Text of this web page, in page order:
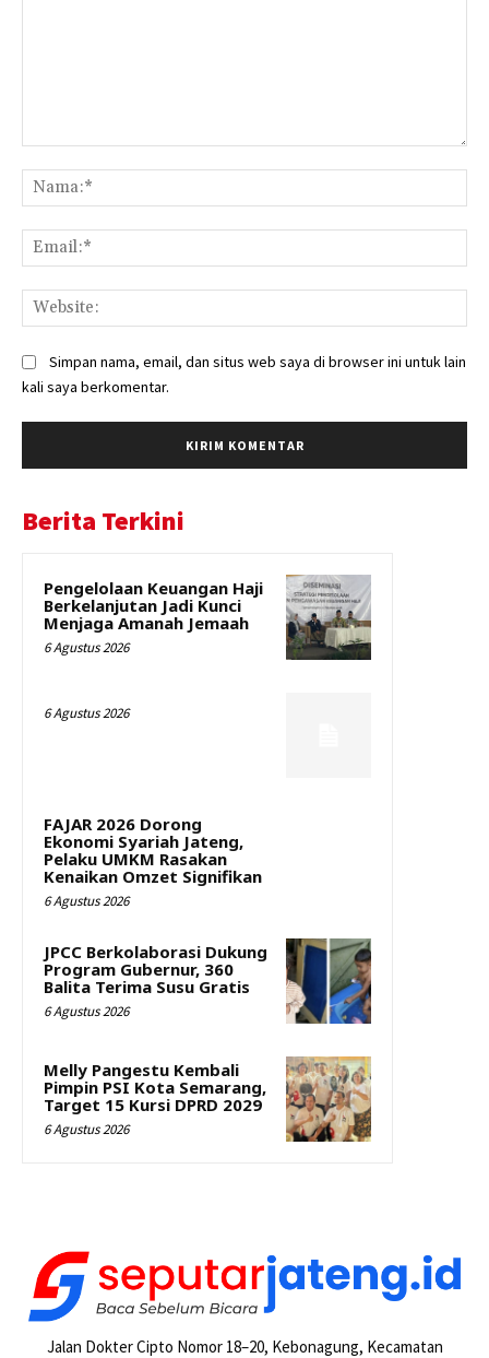
Simpan nama, email, dan situs web saya di browser ini untuk lain
kali saya berkomentar.
Berita Terkini
Pengelolaan Keuangan Haji
Berkelanjutan Jadi Kunci
Menjaga Amanah Jemaah
6 Agustus 2026
6 Agustus 2026
FAJAR 2026 Dorong
Ekonomi Syariah Jateng,
Pelaku UMKM Rasakan
Kenaikan Omzet Signifikan
6 Agustus 2026
JPCC Berkolaborasi Dukung
Program Gubernur, 360
Balita Terima Susu Gratis
6 Agustus 2026
Melly Pangestu Kembali
Pimpin PSI Kota Semarang,
Target 15 Kursi DPRD 2029
6 Agustus 2026
Jalan Dokter Cipto Nomor 18–20, Kebonagung, Kecamatan